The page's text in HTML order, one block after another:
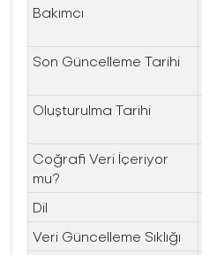
Bakımcı
Son Güncelleme Tarihi
Oluşturulma Tarihi
Coğrafi Veri İçeriyor
mu?
Dil
Veri Güncelleme Sıklığı